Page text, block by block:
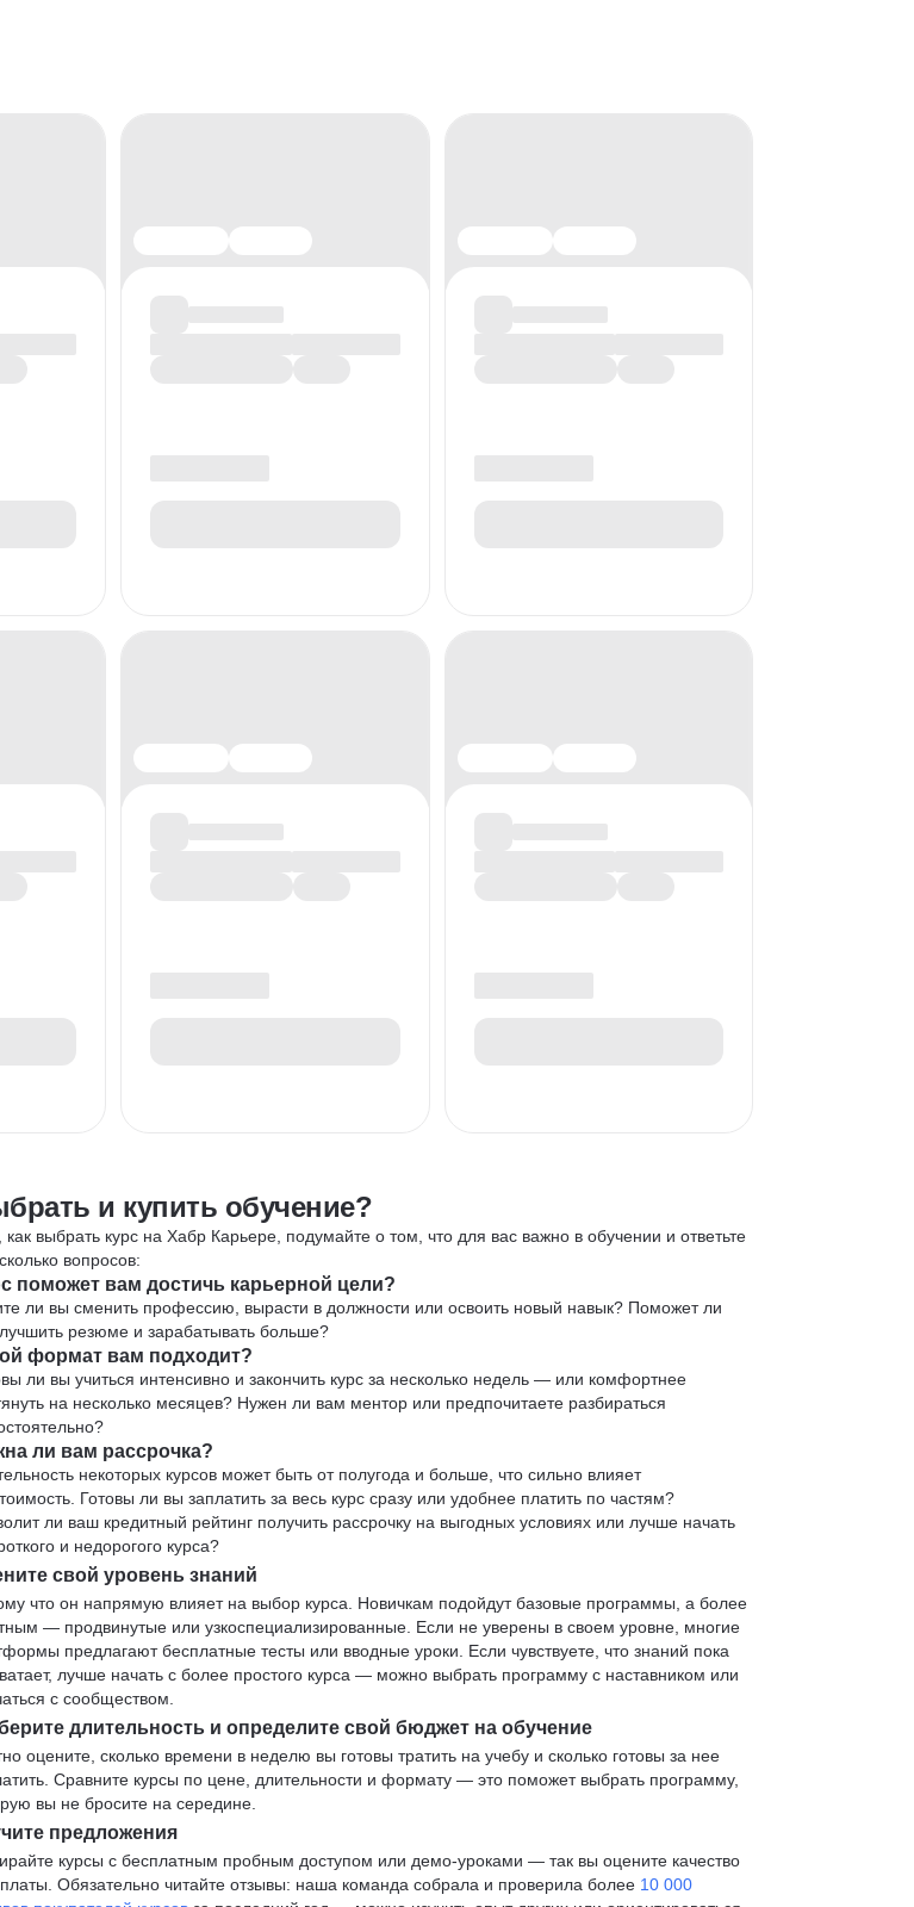
и купить обучение?
выбрать курс на Хабр Карьере, подумайте о том, что для вас важно в обучении и ответьте
вопросов:
поможет вам достичь карьерной цели?
ли вы сменить профессию, вырасти в должности или освоить новый навык? Поможет ли
резюме и зарабатывать больше?
формат вам подходит?
ли вы учиться интенсивно и закончить курс за несколько недель — или комфортнее
на несколько месяцев? Нужен ли вам ментор или предпочитаете разбираться
ли вам рассрочка?
некоторых курсов может быть от полугода и больше, что сильно влияет
Готовы ли вы заплатить за весь курс сразу или удобнее платить по частям?
ли ваш кредитный рейтинг получить рассрочку на выгодных условиях или лучше начать
и недорогого курса?
свой уровень знаний
что он напрямую влияет на выбор курса. Новичкам подойдут базовые программы, а более
— продвинутые или узкоспециализированные. Если не уверены в своем уровне, многие
предлагают бесплатные тесты или вводные уроки. Если чувствуете, что знаний пока
лучше начать с более простого курса — можно выбрать программу с наставником или
с сообществом.
длительность и определите свой бюджет на обучение
оцените, сколько времени в неделю вы готовы тратить на учебу и сколько готовы за нее
Сравните курсы по цене, длительности и формату — это поможет выбрать программу,
вы не бросите на середине.
предложения
курсы с бесплатным пробным доступом или демо-уроками — так вы оцените качество
Обязательно читайте отзывы: наша команда собрала и проверила более 10 000